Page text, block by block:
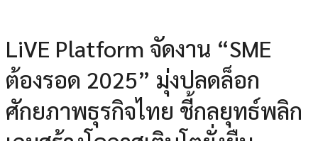
LiVE Platform จัดงาน “SME
ต้องรอด 2025” มุ่งปลดล็อก
ศักยภาพธุรกิจไทย ชี้กลยุทธ์พลิก